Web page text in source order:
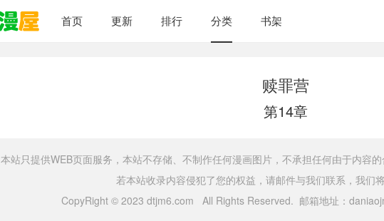
首页 更新 排行 分类 书架
赎罪营
第14章
本站只提供WEB页面服务，本站不存储、不制作任何漫画图片，不承担任何由于内容
若本站收录内容侵犯了您的权益，请邮件与我们联系，我们
CopyRight © 2023 dtjm6.com All Rights Reserved. 邮箱地址：